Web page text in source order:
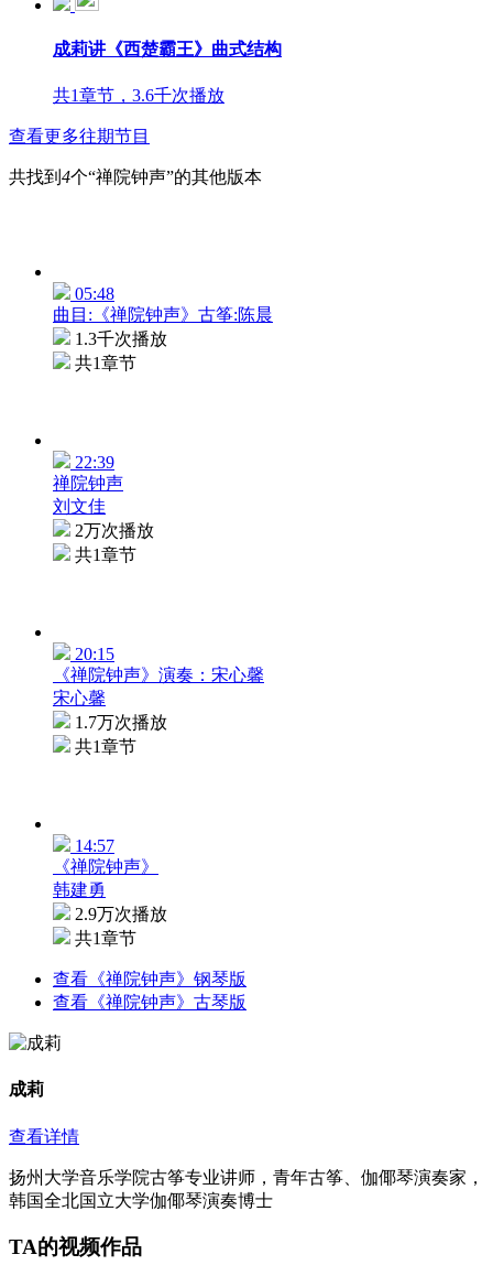
成莉讲《西楚霸王》曲式结构
共1章节，3.6千次播放
查看更多往期节目
共找到 4个“禅院钟声”的其他版本
05:48
曲目:《禅院钟声》古筝:陈晨
1.3千次播放
共1章节
22:39
禅院钟声
刘文佳
2万次播放
共1章节
20:15
《禅院钟声》演奏：宋心馨
宋心馨
1.7万次播放
共1章节
14:57
《禅院钟声》
韩建勇
2.9万次播放
共1章节
查看《禅院钟声》钢琴版
查看《禅院钟声》古琴版
成莉
查看详情
扬州大学音乐学院古筝专业讲师，青年古筝、伽倻琴演奏家，
韩国全北国立大学伽倻琴演奏博士
TA的视频作品